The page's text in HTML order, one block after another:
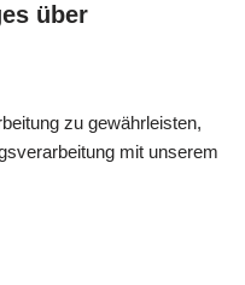
über
zu gewährleisten,
mit unserem